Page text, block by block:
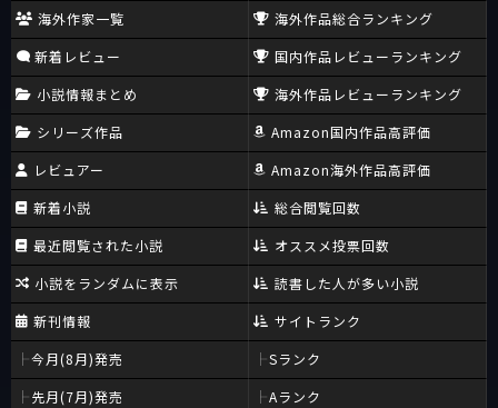
海外作家一覧
新着レビュー
小説情報まとめ
シリーズ作品
レビュアー
新着小説
最近閲覧された小説
小説をランダムに表示
新刊情報
今月(8月)発売
先月(7月)発売
海外作品総合ランキング
国内作品レビューランキング
海外作品レビューランキング
Amazon国内作品高評価
Amazon海外作品高評価
総合閲覧回数
オススメ投票回数
読書した人が多い小説
サイトランク
Sランク
Aランク